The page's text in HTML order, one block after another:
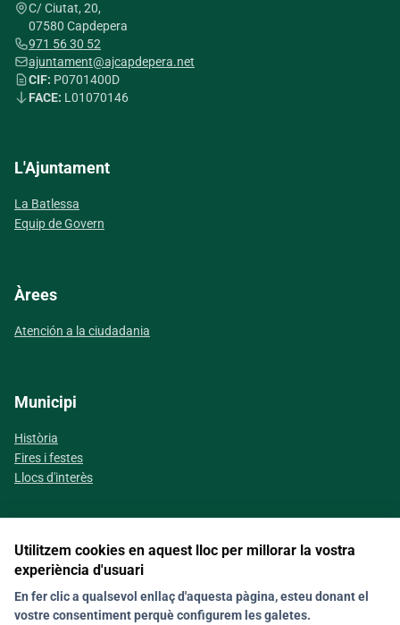
C/ Ciutat, 20,
07580 Capdepera
971 56 30 52
ajuntament@ajcapdepera.net
CIF: P0701400D
FACE: L01070146
L'Ajuntament
La Batlessa
Equip de Govern
Àrees
Atención a la ciudadania
Municipi
Història
Fires i festes
Llocs d'interès
Segueix-nos a les xarxes socials
Utilitzem cookies en aquest lloc per millorar la vostra
experiència d'usuari
En fer clic a qualsevol enllaç d'aquesta pàgina, esteu donant el
vostre consentiment perquè configurem les galetes.